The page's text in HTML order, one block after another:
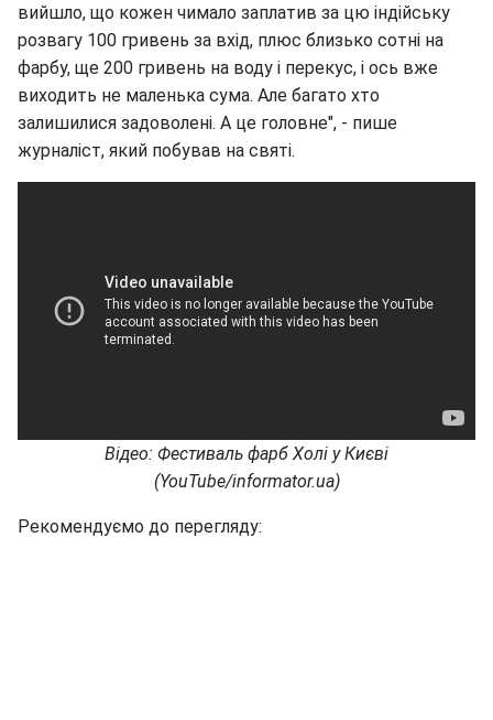
вийшло, що кожен чимало заплатив за цю індійську
розвагу 100 гривень за вхід, плюс близько сотні на
фарбу, ще 200 гривень на воду і перекус, і ось вже
виходить не маленька сума. Але багато хто
залишилися задоволені. А це головне", - пише
журналіст, який побував на святі.
Відео: Фестиваль фарб Холі у Києві
(YouTube/informator.ua)
Рекомендуємо до перегляду: